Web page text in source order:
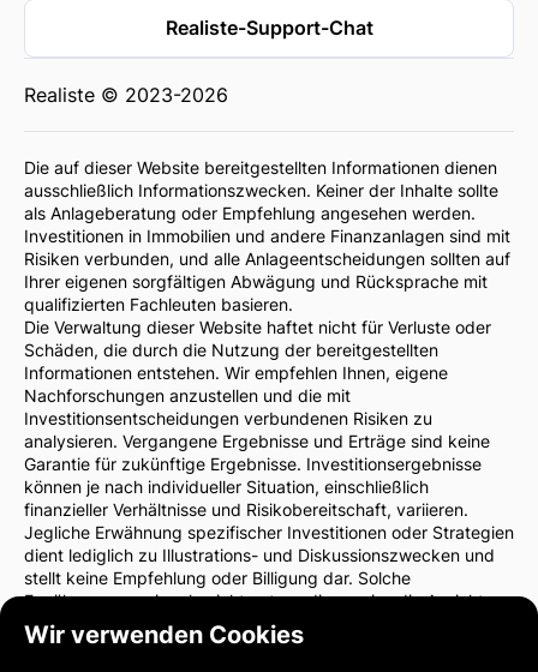
Wir verwenden Cookies
Realiste-Support-Chat
Realiste © 2023-2026
Die auf dieser Website bereitgestellten Informationen dienen
ausschließlich Informationszwecken. Keiner der Inhalte sollte
als Anlageberatung oder Empfehlung angesehen werden.
Investitionen in Immobilien und andere Finanzanlagen sind mit
Risiken verbunden, und alle Anlageentscheidungen sollten auf
Ihrer eigenen sorgfältigen Abwägung und Rücksprache mit
qualifizierten Fachleuten basieren.
Die Verwaltung dieser Website haftet nicht für Verluste oder
Schäden, die durch die Nutzung der bereitgestellten
Informationen entstehen. Wir empfehlen Ihnen, eigene
Nachforschungen anzustellen und die mit
Investitionsentscheidungen verbundenen Risiken zu
analysieren. Vergangene Ergebnisse und Erträge sind keine
Garantie für zukünftige Ergebnisse. Investitionsergebnisse
können je nach individueller Situation, einschließlich
finanzieller Verhältnisse und Risikobereitschaft, variieren.
Jegliche Erwähnung spezifischer Investitionen oder Strategien
dient lediglich zu Illustrations- und Diskussionszwecken und
stellt keine Empfehlung oder Billigung dar. Solche
Erwähnungen spiegeln nicht notwendigerweise die Ansichten
der Website-Verwaltung wider.
Wir empfehlen dringend, vor Investitionsentscheidungen einen